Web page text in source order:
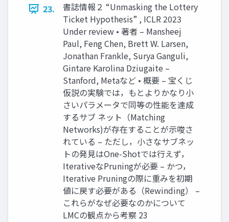
23.
書誌情報２ “Unmasking the Lottery
Ticket Hypothesis” , ICLR 2023
Under review • 著者 – Mansheej
Paul, Feng Chen, Brett W. Larsen,
Jonathan Frankle, Surya Ganguli,
Gintare Karolina Dziugaite –
Stanford, Metaなど • 概要 – 宝くじ
仮説の実験では，もとよりかなり小
さいパラメータで同等の性能を達成
するサブ ネット（Matching
Networks)が存在することが示唆さ
れている – ただし，小さなサブネッ
トの発見はOne-Shotでは行えず，
IterativeなPruningが必要 – かつ，
Iterative Pruningの際に重みを初期
値に戻す必要がある（Rewinding） –
これらがなぜ必要なのかについて
LMCの観点から考察 23